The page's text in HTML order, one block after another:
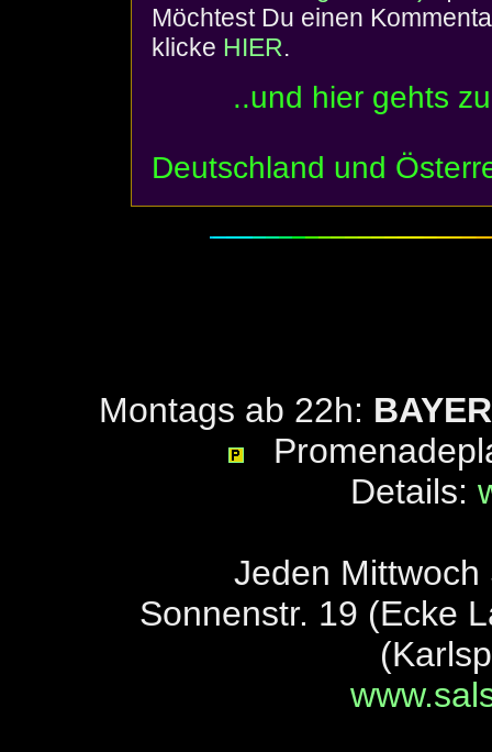
Möchtest Du einen
klicke HIER.
..und hier gehts
Deutschland und
Montags ab 22h:
Details:
Jeden
Sonnenstr. 19 (Ecke